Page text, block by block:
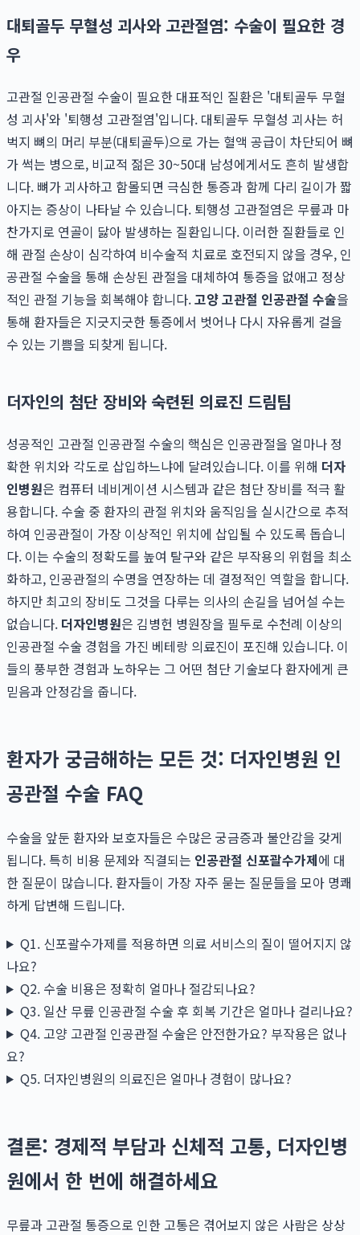
대퇴골두 무혈성 괴사와 고관절염: 수술이 필요한 경
우
고관절 인공관절 수술이 필요한 대표적인 질환은 '대퇴골두 무혈
성 괴사'와 '퇴행성 고관절염'입니다. 대퇴골두 무혈성 괴사는 허
벅지 뼈의 머리 부분(대퇴골두)으로 가는 혈액 공급이 차단되어 뼈
가 썩는 병으로, 비교적 젊은 30~50대 남성에게서도 흔히 발생합
니다. 뼈가 괴사하고 함몰되면 극심한 통증과 함께 다리 길이가 짧
아지는 증상이 나타날 수 있습니다. 퇴행성 고관절염은 무릎과 마
찬가지로 연골이 닳아 발생하는 질환입니다. 이러한 질환들로 인
해 관절 손상이 심각하여 비수술적 치료로 호전되지 않을 경우, 인
공관절 수술을 통해 손상된 관절을 대체하여 통증을 없애고 정상
적인 관절 기능을 회복해야 합니다.고양 고관절 인공관절 수술을
통해 환자들은 지긋지긋한 통증에서 벗어나 다시 자유롭게 걸을
수 있는 기쁨을 되찾게 됩니다.
더자인의 첨단 장비와 숙련된 의료진 드림팀
성공적인 고관절 인공관절 수술의 핵심은 인공관절을 얼마나 정
확한 위치와 각도로 삽입하느냐에 달려있습니다. 이를 위해 더자
인병원은 컴퓨터 네비게이션 시스템과 같은 첨단 장비를 적극 활
용합니다. 수술 중 환자의 관절 위치와 움직임을 실시간으로 추적
하여 인공관절이 가장 이상적인 위치에 삽입될 수 있도록 돕습니
다. 이는 수술의 정확도를 높여 탈구와 같은 부작용의 위험을 최소
화하고, 인공관절의 수명을 연장하는 데 결정적인 역할을 합니다.
하지만 최고의 장비도 그것을 다루는 의사의 손길을 넘어설 수는
없습니다. 더자인병원은 김병헌 병원장을 필두로 수천례 이상의
인공관절 수술 경험을 가진 베테랑 의료진이 포진해 있습니다. 이
들의 풍부한 경험과 노하우는 그 어떤 첨단 기술보다 환자에게 큰
믿음과 안정감을 줍니다.
환자가 궁금해하는 모든 것: 더자인병원 인
공관절 수술 FAQ
수술을 앞둔 환자와 보호자들은 수많은 궁금증과 불안감을 갖게
됩니다. 특히 비용 문제와 직결되는 인공관절 신포괄수가제에 대
한 질문이 많습니다. 환자들이 가장 자주 묻는 질문들을 모아 명쾌
하게 답변해 드립니다.
Q1. 신포괄수가제를 적용하면 의료 서비스의 질이 떨어지지 않
나요?
Q2. 수술 비용은 정확히 얼마나 절감되나요?
Q3. 일산 무릎 인공관절 수술 후 회복 기간은 얼마나 걸리나요?
Q4. 고양 고관절 인공관절 수술은 안전한가요? 부작용은 없나
요?
Q5. 더자인병원의 의료진은 얼마나 경험이 많나요?
결론: 경제적 부담과 신체적 고통, 더자인병
원에서 한 번에 해결하세요
무릎과 고관절 통증으로 인한 고통은 겪어보지 않은 사람은 상상